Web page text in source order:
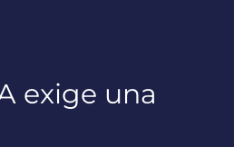
exige una